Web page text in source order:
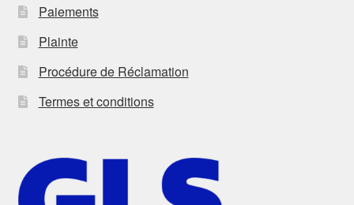
Paiements
Plainte
Procédure de Réclamation
Termes et conditions